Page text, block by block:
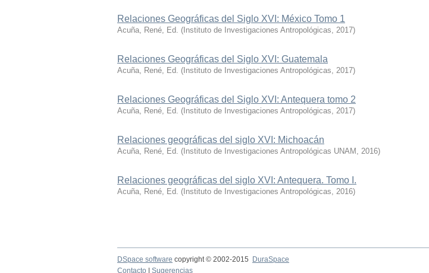
Relaciones Geográficas del Siglo XVI: México Tomo 1
Acuña, René, Ed. ( Instituto de Investigaciones Antropológicas, 2017)
Relaciones Geográficas del Siglo XVI: Guatemala
Acuña, René, Ed. ( Instituto de Investigaciones Antropológicas, 2017)
Relaciones Geográficas del Siglo XVI: Antequera tomo 2
Acuña, René, Ed. ( Instituto de Investigaciones Antropológicas, 2017)
Relaciones geográficas del siglo XVI: Michoacán
Acuña, René, Ed. ( Instituto de Investigaciones Antropológicas UNAM , 2016)
Relaciones geográficas del siglo XVI: Antequera. Tomo I.
Acuña, René, Ed. ( Instituto de Investigaciones Antropológicas, 2016)
DSpace software copyright © 2002-2015 DuraSpace
Contacto
Sugerencias